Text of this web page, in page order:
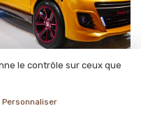
Comparaison des Modèles •
12/06/2025
pour trouver la meilleure
le contrôle sur ceux que
Personnaliser